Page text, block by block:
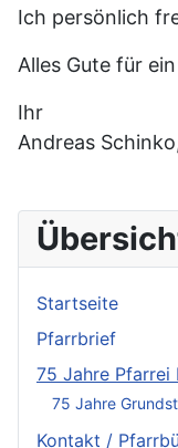
Ich persönlich
Alles Gute für
Ihr
Andreas
Startseite
Pfarrbrief
75 Jahre Pfarrei
75 Jahre
Kontakt /